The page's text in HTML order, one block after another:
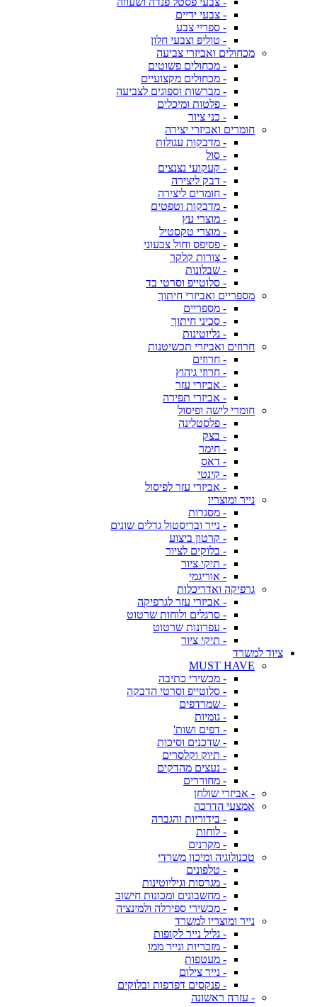
- צבעי ידיים
- ספריי צבע
- טוליפ וצבעי חלון
מכחולים ואביזרי צביעה
- מכחולים פשוטים
- מכחולים מקצועיים
- מברשות וספוגים לצביעה
- פלטות ומיכלים
- כני ציור
חומרים ואביזרי יצירה
- מדבקות עגולות
- סול
- קעקועי נצנצים
- דבק ליצירה
- חומרים ליצירה
- מדבקות וטפטים
- מוצרי עץ
- מוצרי טקסטיל
- פסיפס וחול צבעוני
- צורות קלקר
- שבלונות
- סלוטייפ וסרטי בד
מספריים ואביזרי חיתוך
- מספריים
- סכיני חיתוך
- גליוטינות
חרוזים ואביזרי תכשיטנות
- חרוזים
- חרוזי גיהוץ
- אביזרי עזר
- אביזרי תפירה
חומרי לישה ופיסול
- פלסטלינה
- בצק
- חימר
- דאס
- קינטי
- אביזרי עזר לפיסול
נייר ומוצריו
- מסגרות
- נייר ובריסטול גדלים שונים
- קרטון ביצוע
- בלוקים לציור
- תיקי ציור
- אוריגמי
גרפיקה ואדריכלות
- אביזרי עזר לגרפיקה
- סרגלים ולוחות שרטוט
- עפרונות שרטוט
- תיקי ציור
ציוד למשרד
MUST HAVE
- מכשירי כתיבה
- סלוטייפ וסרטי הדבקה
- שמרדפים
- גומיות
- דפים ושות'
- שדכנים וסיכות
- תיוק וקלסרים
- נעצים מהדקים
- מחוררים
- אביזרי שולחן
אמצעי הדרכה
- בידוריות והגברה
- לוחות
- מקרנים
טכנולוגיה ומיכון משרדי
- טלפונים
- מגרסות וגיליוטינות
- מחשבונים ומכונות חישוב
- מכשירי ספירלה ולמינציה
נייר ומוצריו למשרד
- גליל נייר לקופות
- מזכריות ונייר ממו
- מעטפות
- נייר צילום
- פנקסים דפדפות ובלוקים
- עזרה ראשונה